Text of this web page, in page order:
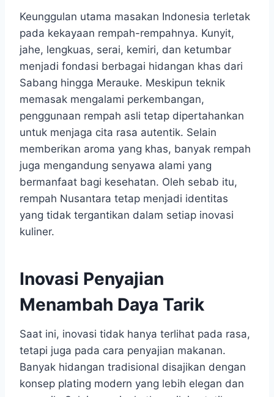
Keunggulan utama masakan Indonesia terletak
pada kekayaan rempah-rempahnya. Kunyit,
jahe, lengkuas, serai, kemiri, dan ketumbar
menjadi fondasi berbagai hidangan khas dari
Sabang hingga Merauke. Meskipun teknik
memasak mengalami perkembangan,
penggunaan rempah asli tetap dipertahankan
untuk menjaga cita rasa autentik. Selain
memberikan aroma yang khas, banyak rempah
juga mengandung senyawa alami yang
bermanfaat bagi kesehatan. Oleh sebab itu,
rempah Nusantara tetap menjadi identitas
yang tidak tergantikan dalam setiap inovasi
kuliner.
Inovasi Penyajian
Menambah Daya Tarik
Saat ini, inovasi tidak hanya terlihat pada rasa,
tetapi juga pada cara penyajian makanan.
Banyak hidangan tradisional disajikan dengan
konsep plating modern yang lebih elegan dan